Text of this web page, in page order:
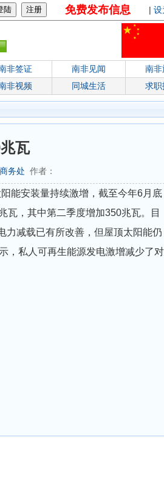
免费发布信息 | 设
非签证 南非见闻 南非
非视频 同城生活 求职
瓦
务处 作者：
能安装量持续激增，截至今年6月底
瓦，其中第二季度增加350兆瓦。目
力减载已有所改善，但屋顶太阳能仍
，私人可再生能源发电激增减少了对